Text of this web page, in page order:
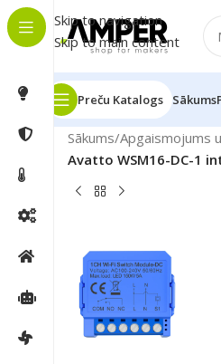
Skip to navigation
Skip to main content
Preču Katalogs Sākums
Sākums/Apgaismojums
Avatto WSM16-DC-1